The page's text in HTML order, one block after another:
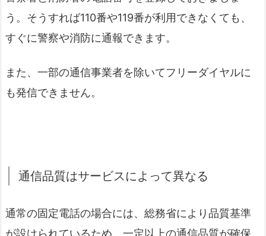
う。そうすれば110番や119番が利用できなくても、
すぐに警察や消防に通報できます。
また、一部の通信事業者を除いてフリーダイヤルに
も発信できません。
通信品質はサービスによって異なる
通常の固定電話の場合には、総務省により品質基準
が設けられているため、一定以上の通信品質が確保